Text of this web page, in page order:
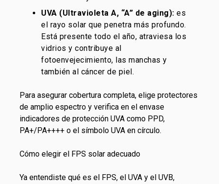
UVA (Ultravioleta A, “A” de aging): es
el rayo solar que penetra más profundo.
Está presente todo el año, atraviesa los
vidrios y contribuye al
fotoenvejecimiento, las manchas y
también al cáncer de piel.
Para asegurar cobertura completa, elige protectores
de amplio espectro y verifica en el envase
indicadores de protección UVA como PPD,
PA+/PA++++ o el símbolo UVA en círculo.
Cómo elegir el FPS solar adecuado
Ya entendiste qué es el FPS, el UVA y el UVB,